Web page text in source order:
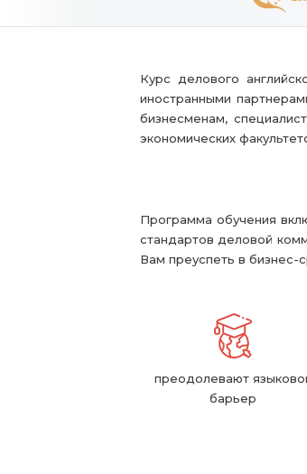
Курс делового
иностранными
бизнесменам,
экономических
Программа обучения
стандартов деловой
Вам преуспеть в бизнес-
преодолевают
барьер